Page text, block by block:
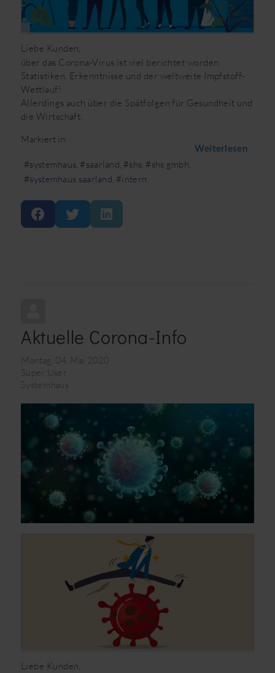
Liebe Kunden,
über das Corona-Virus ist viel berichtet worden.
Statistiken, Erkenntnisse und der weltweite Impfstoff-
Wettlauf!
Allerdings auch über die Spätfolgen für Gesundheit und
die Wirtschaft.
Weiterlesen
Markiert in:
systemhaus saarland shs
shs gmbh
systemhaus saarland
intern
Aktuelle Corona-Info
Montag, 04. Mai 2020
Super User
Systemhaus
Liebe Kunden,